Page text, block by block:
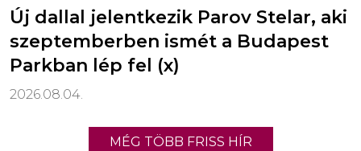
Új dallal jelentkezik Parov Stelar, aki
szeptemberben ismét a Budapest
Parkban lép fel (x)
2026.08.04.
MÉG TÖBB FRISS HÍR